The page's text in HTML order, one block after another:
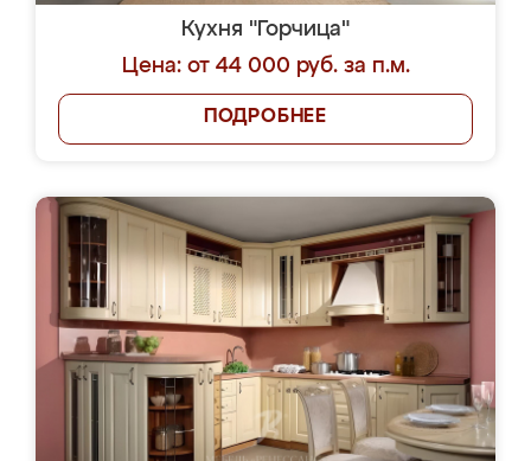
Кухня "Горчица"
Цена: от 44 000 руб. за п.м.
ПОДРОБНЕЕ